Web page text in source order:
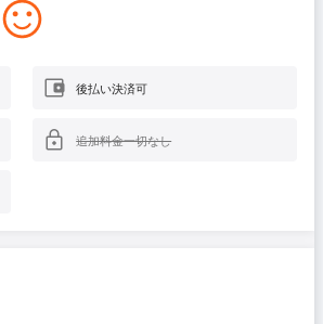
後払い決済可
追加料金一切なし